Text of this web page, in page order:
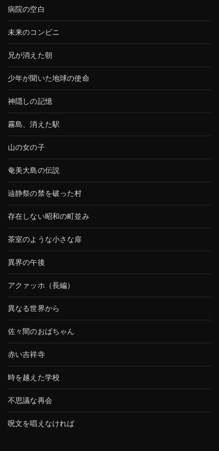
病院の空白
未来のコンビニ
兄が消えた朝
少年が聞いた地球の使命
神隠しの記憶
霧島、消えた駅
山の女の子
奄美大島の伝説
辿静祭の禁を破った村
存在しない昭和の町並み
茶室のような小さな扉
異界の午後
アクァッホ（長編）
異なる世界から
佐々間のおばちゃん
赤い吉祥寺
時を越えた学校
不思議な再会
呪文を唱えなければ